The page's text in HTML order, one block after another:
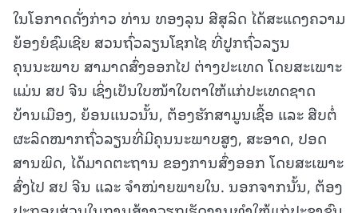
ໃນໂອກາດດັ່ງກ່າວ ທ່ານ ທອງລຸນ ສີສຸລິດ ໄດ້ສະແດງຄວາມ
ຍ້ອງຍໍຊົມເຊີຍ ສວນຖົ່ວລຽນໂຊກໄຊ ທີ່ປູກຖົ່ວລຽນ
ຄຸນນະພາບ ສາມາດສົ່ງອອກໄປ ຕ່າງປະເທດ ໂດຍສະເພາະ
ແມ່ນ ສປ ຈີນ ເຊິ່ງເປັນໃບໜ້າໃບຕາໃຫ້ແກ່ປະເທດຊາດ
ບ້ານເມືອງ, ຍ້ອນແນວນັ້ນ, ຕ້ອງຮັກສາມູນເຊື້ອ ແລະ ສືບຕໍ່
ຜະລິດໝາກຖົ່ວລຽນທີ່ມີຄຸນນະພາບສູງ, ສະອາດ, ປອດ
ສານພິດ, ໄດ້ມາດຕະຖານ ຂອງການສົ່ງອອກ ໂດຍສະເພາະ
ສົ່ງໄປ ສປ ຈີນ ແລະ ຈໍາໜ່າຍພາຍໃນ. ນອກຈາກນັ້ນ, ຕ້ອງ